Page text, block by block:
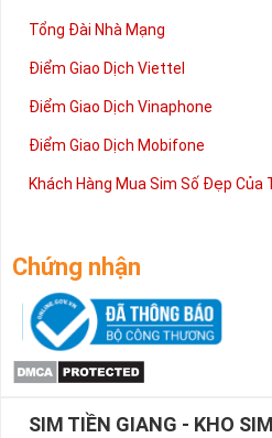
Tổng Đài Nhà Mạng
Điểm Giao Dịch Viettel
Điểm Giao Dịch Vinaphone
Điểm Giao Dịch Mobifone
Khách Hàng Mua Sim Số Đẹp Của
Chứng nhận
SIM TIỀN GIANG - KHO